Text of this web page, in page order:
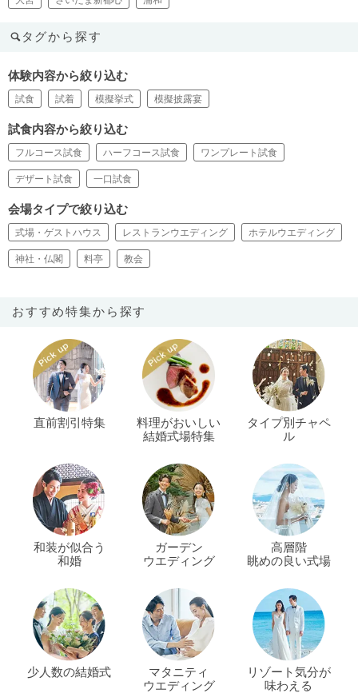
タグから探す
体験内容から絞り込む
試食 試着 模擬挙式 模擬披露宴
試食内容から絞り込む
フルコース試食 ハーフコース試食 ワンプレート試食
デザート試食 一口試食
会場タイプで絞り込む
式場・ゲストハウス レストランウエディング ホテルウエディング
神社・仏閣 料亭 教会
おすすめ特集から探す
直前割引特集
料理がおいしい
結婚式場特集
タイプ別チャペ
ル
和装が似合う
和婚
ガーデン
ウエディング
高層階
眺めの良い式場
少人数の結婚式
マタニティ
ウエディング
リゾート気分が
味わえる